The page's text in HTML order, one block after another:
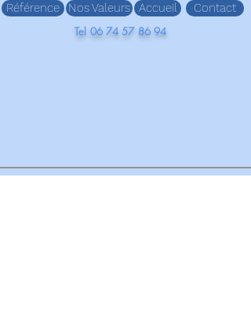
Référence
Nos Valeurs Accueil
Contact
Tel 06 74 57 86 94